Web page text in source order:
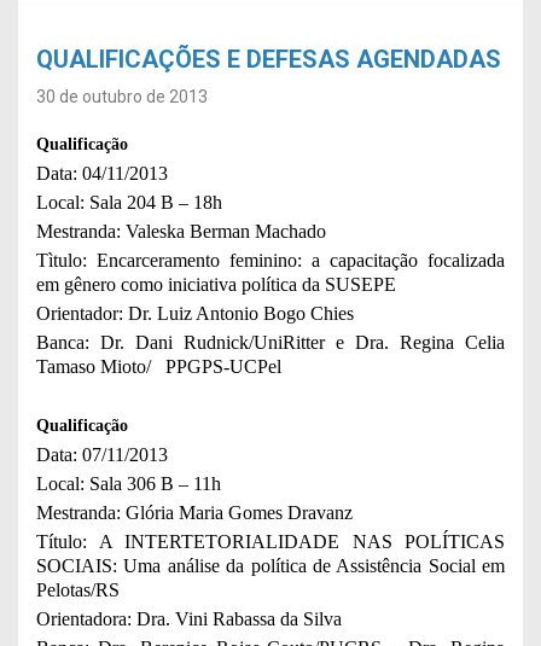
QUALIFICAÇÕES E DEFESAS AGENDADAS
30 de outubro de 2013
Qualificação
Data: 04/11/2013
Local: Sala 204 B – 18h
Mestranda: Valeska Berman Machado
Tìtulo: Encarceramento feminino: a capacitação focalizada
em gênero como iniciativa política da SUSEPE
Orientador: Dr. Luiz Antonio Bogo Chies
Banca: Dr. Dani Rudnick/UniRitter e Dra. Regina Celia
Tamaso Mioto/ PPGPS-UCPel
Qualificação
Data: 07/11/2013
Local: Sala 306 B – 11h
Mestranda: Glória Maria Gomes Dravanz
Título: A INTERTETORIALIDADE NAS POLÍTICAS
SOCIAIS: Uma análise da política de Assistência Social em
Pelotas/RS
Orientadora: Dra. Vini Rabassa da Silva